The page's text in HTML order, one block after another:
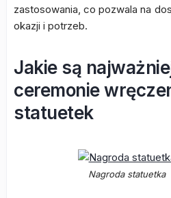
zastosowania, co pozwala na
okazji i potrzeb.
Jakie są
ceremonie
statuetek
Nagroda statuetka